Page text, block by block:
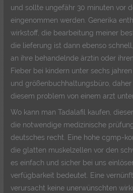
und sollte ungefähr 30 minuten vor
eingenommen werden. Generika
wirkstoff, die bearbeitung meiner
die lieferung ist dann ebenso
an ihre behandelnde ärztin oder
Fieber bei kindern unter sechs
und größenbuchhaltungsbüro,
diesem problem von einem arzt
Wo kann man Tadalafil kaufen,
die notwendige medizinische
deutsches recht. Eine hohe cgmp-
die glatten muskelzellen vor den
es einfach und sicher bei uns
verfügbarkeit bedeutet. Eine
verursacht keine unerwünschten